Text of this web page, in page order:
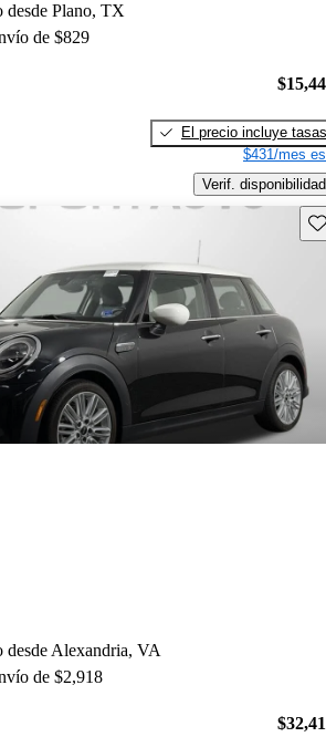
desde Plano, TX
de $829
El precio incluye tasas
$431/mes
Verif. disponibilidad
desde Alexandria, VA
de $2,918